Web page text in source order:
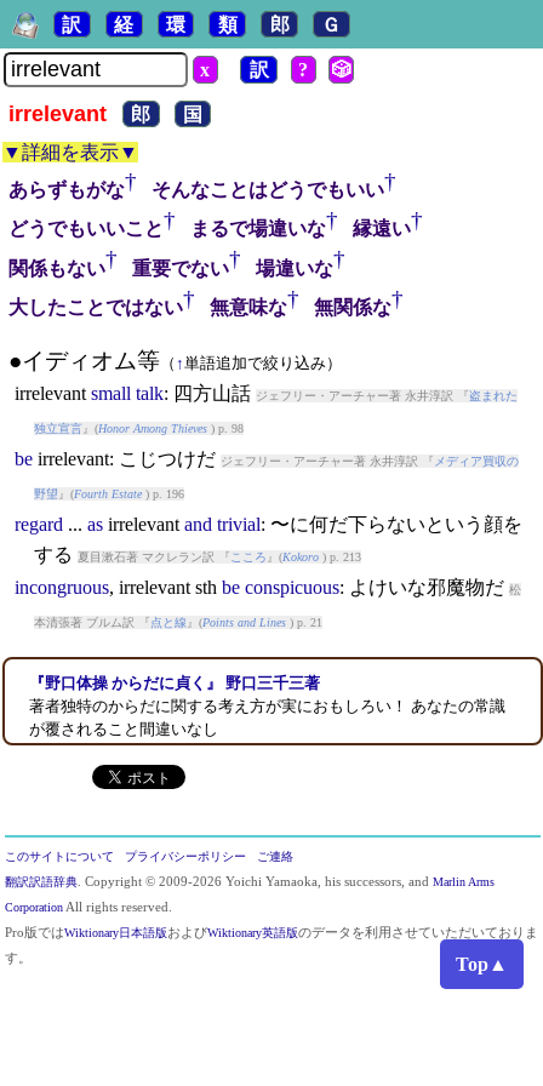
Top▲
訳 経 環 類 郎 Ｇ
x 訳 ? 🎲
irrelevant 郎
国
▼詳細を表示▼
あらずもがな† そんなことはどうでもいい†
どうでもいいこと† まるで場違いな† 縁遠い†
関係もない† 重要でない† 場違いな†
大したことではない† 無意味な† 無関係な†
●イディオム等（ ↑単語追加で絞り込み）
irrelevant small talk: 四方山話 ジェフリー・アーチャー著 永井淳訳 『盗まれた
独立宣言』(Honor Among Thieves) p. 98
be irrelevant: こじつけだ ジェフリー・アーチャー著 永井淳訳 『 メディア買収の
野望 』(Fourth Estate) p. 196
regard ... as irrelevant and trivial: 〜に何だ下らないという顔を
する
夏目漱石著 マクレラン訳 『 こころ 』(Kokoro) p. 213
incongruous, irrelevantsth be conspicuous: よけいな邪魔物だ 松
本清張著 ブルム訳 『点と線 』(Points and Lines) p. 21
『野口体操 からだに貞く』 野口三千三著
著者独特のからだに関する考え方が実におもしろい！ あなたの常識
が覆されること間違いなし
このサイトについて プライバシーポリシー
ご連絡
翻訳訳語辞典. Copyright © 2009-2026 Yoichi Yamaoka, his successors, and Marlin Arms
CorporationAll rights reserved.
Pro版ではWiktionary日本語版およびWiktionary英語版のデータを利用させていただいておりま
す。